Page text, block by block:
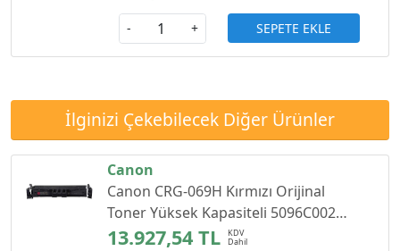
- + SEPETE EKLE
İlginizi Çekebilecek Diğer Ürünler
Canon
Canon CRG-069H Kırmızı Orijinal
Toner Yüksek Kapasiteli 5096C002
5.500 Sayfa
13.927,54 TL